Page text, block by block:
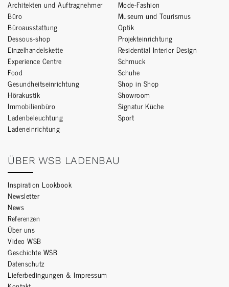
Architekten und Auftragnehmer
Büro
Büroausstattung
Dessous-shop
Einzelhandelskette
Experience Centre
Food
Gesundheitseinrichtung
Hörakustik
Immobilienbüro
Ladenbeleuchtung
Ladeneinrichtung
Mode-Fashion
Museum und Tourismus
Optik
Projekteinrichtung
Residential Interior Design
Schmuck
Schuhe
Shop in Shop
Showroom
Signatur Küche
Sport
ÜBER WSB LADENBAU
Inspiration Lookbook
Newsletter
News
Referenzen
Über uns
Video WSB
Geschichte WSB
Datenschutz
Lieferbedingungen & Impressum